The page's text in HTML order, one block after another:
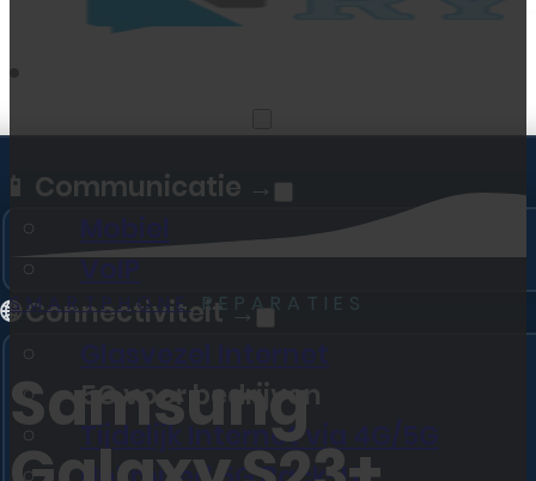
📱 Communicatie →
Mobiel
VoIP
🌐 Connectiviteit →
Glasvezel Internet
5G voor bedrijven
Tijdelijk Internet via 4G/5G
SMARTPHONEREPARATIES
Samsung